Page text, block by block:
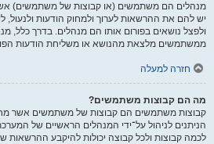
מנהלים הם משתמשים (או קבוצות של משתמשים)
יש להם את ההרשאות לערוך ולמחוק הודעות ולנעול,
ולפצל נושאים בפורום אותו הם מנהלים. בדרך כלל,
ממשתמשים מלצאת מהנושא או משליחת הודעות
חזרה למעלה
מה הם קבוצות משתמשים?
קבוצות משתמשים הם קבוצות של משתמשים אשר
הניתנים לניהול על־ידי המנהלים הראשיים של
לכמה קבוצות ולכל קבוצה יכולות להיקבע ההרשאות